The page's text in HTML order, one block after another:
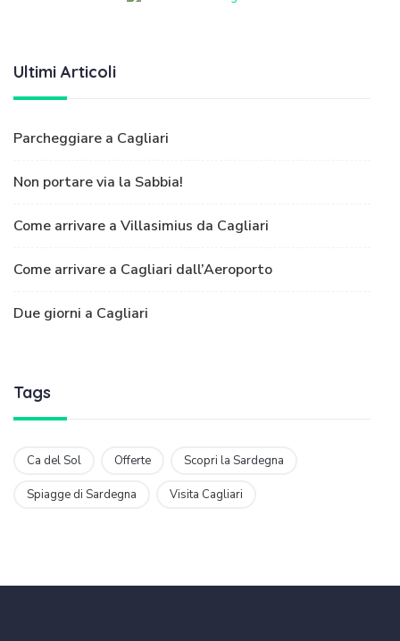
Ultimi Articoli
Parcheggiare a Cagliari
Non portare via la Sabbia!
Come arrivare a Villasimius da Cagliari
Come arrivare a Cagliari dall’Aeroporto
Due giorni a Cagliari
Tags
Ca del Sol Offerte Scopri la Sardegna
Spiagge di Sardegna Visita Cagliari